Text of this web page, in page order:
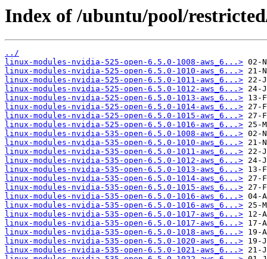
Index of /ubuntu/pool/
../
linux-modules-nvidia-525-open-6.5.0-1008-aws_6...>
linux-modules-nvidia-525-open-6.5.0-1010-aws_6...>
linux-modules-nvidia-525-open-6.5.0-1011-aws_6...>
linux-modules-nvidia-525-open-6.5.0-1012-aws_6...>
linux-modules-nvidia-525-open-6.5.0-1013-aws_6...>
linux-modules-nvidia-525-open-6.5.0-1014-aws_6...>
linux-modules-nvidia-525-open-6.5.0-1015-aws_6...>
linux-modules-nvidia-525-open-6.5.0-1016-aws_6...>
linux-modules-nvidia-535-open-6.5.0-1008-aws_6...>
linux-modules-nvidia-535-open-6.5.0-1010-aws_6...>
linux-modules-nvidia-535-open-6.5.0-1011-aws_6...>
linux-modules-nvidia-535-open-6.5.0-1012-aws_6...>
linux-modules-nvidia-535-open-6.5.0-1013-aws_6...>
linux-modules-nvidia-535-open-6.5.0-1014-aws_6...>
linux-modules-nvidia-535-open-6.5.0-1015-aws_6...>
linux-modules-nvidia-535-open-6.5.0-1016-aws_6...>
linux-modules-nvidia-535-open-6.5.0-1016-aws_6...>
linux-modules-nvidia-535-open-6.5.0-1017-aws_6...>
linux-modules-nvidia-535-open-6.5.0-1017-aws_6...>
linux-modules-nvidia-535-open-6.5.0-1018-aws_6...>
linux-modules-nvidia-535-open-6.5.0-1020-aws_6...>
linux-modules-nvidia-535-open-6.5.0-1021-aws_6...>